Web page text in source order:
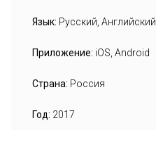
Язык: Русский, Английский
Приложение: iOS, Android
Страна: Россия
Год: 2017